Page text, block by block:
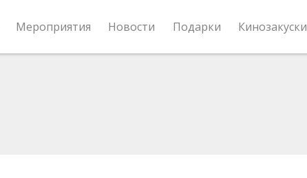
Мероприятия Новости Подарки Кинозакуски